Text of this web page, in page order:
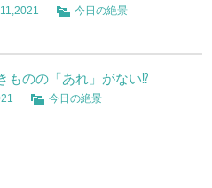
今日の絶景
ものの「あれ」がない⁉
今日の絶景